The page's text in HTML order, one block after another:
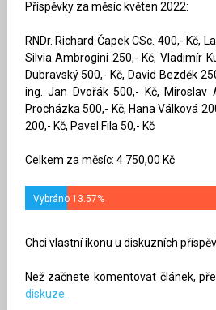
Příspěvky za měsíc květen 2022:
RNDr. Richard Čapek CSc. 400,- Kč,
Silvia Ambrogini 250,- Kč, Vladimír
Dubravský 500,- Kč, David Bezděk
ing. Jan Dvořák 500,- Kč, Miroslav
Procházka 500,- Kč, Hana Válková
200,- Kč, Pavel Fila 50,- Kč
Celkem za měsíc: 4 750,00 Kč
Vybráno 13.57%
Chci vlastní ikonu u diskuzních
Než začnete komentovat článek,
diskuze.